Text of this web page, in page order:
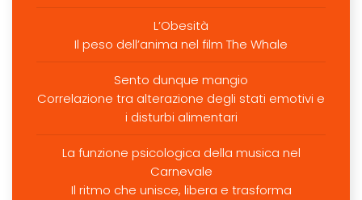
L’Obesità
Il peso dell’anima nel film The Whale
Sento dunque mangio
Correlazione tra alterazione degli stati emotivi e
i disturbi alimentari
La funzione psicologica della musica nel
Carnevale
Il ritmo che unisce, libera e trasforma